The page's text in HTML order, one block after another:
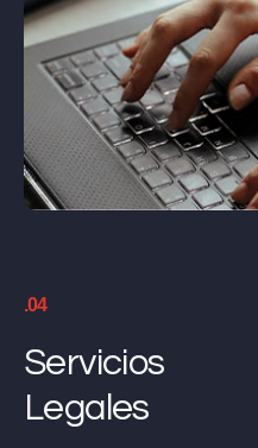
.04
Servicios
Legales